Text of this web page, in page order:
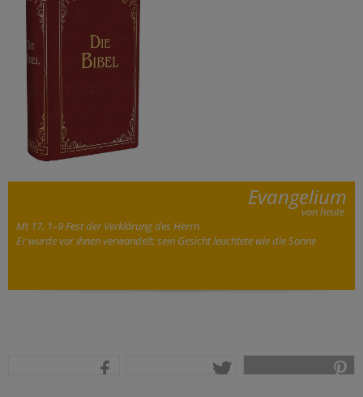
Evangelium
von heute
Mt 17, 1–9 Fest der Verklärung des Herrn
Er wurde vor ihnen verwandelt; sein Gesicht leuchtete wie die Sonne